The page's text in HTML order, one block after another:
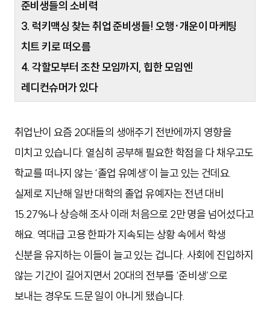
준비생들의 소비력
3. 럭키맥싱 찾는 취업 준비생들! 오행·개운이 마케팅
치트 키로 떠오름
4. 각할모부터 조찬 모임까지, 힙한 모임엔
레디컨슈머가 있다
취업난이 요즘 20대들의 생애주기 전반에까지 영향을
미치고 있습니다. 열심히 공부해 필요한 학점을 다 채우고도
학교를 떠나지 않는 ‘졸업 유예생’이 늘고 있는 건데요.
실제로 지난해 일반 대학의 졸업 유예자는 전년 대비
15.27%나 상승해 조사 이래 처음으로 2만 명을 넘어섰다고
해요. 역대급 고용 한파가 지속되는 상황 속에서 학생
신분을 유지하는 이들이 늘고 있는 겁니다. 사회에 진입하지
않는 기간이 길어지면서 20대의 전부를 ‘준비생’으로
보내는 경우도 드문 일이 아니게 됐습니다.